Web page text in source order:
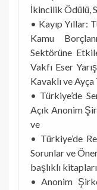
İkincilik Ödülü,
• Kayıp Yıllar:
Kamu
Sektörüne
Vakfı Eser
Kavaklı ve
• Türkiye’de
Açık Anonim
ve
• Türkiye’de
Sorunlar ve
başlıklı
• Anonim